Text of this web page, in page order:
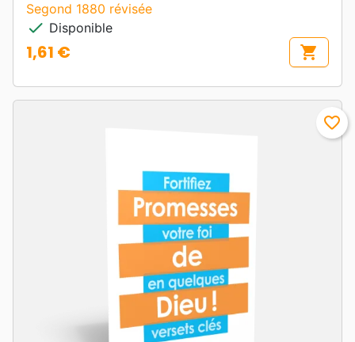
Segond 1880 révisée
check Disponible
Prix
1,61 € shopping_cart
favorite_border